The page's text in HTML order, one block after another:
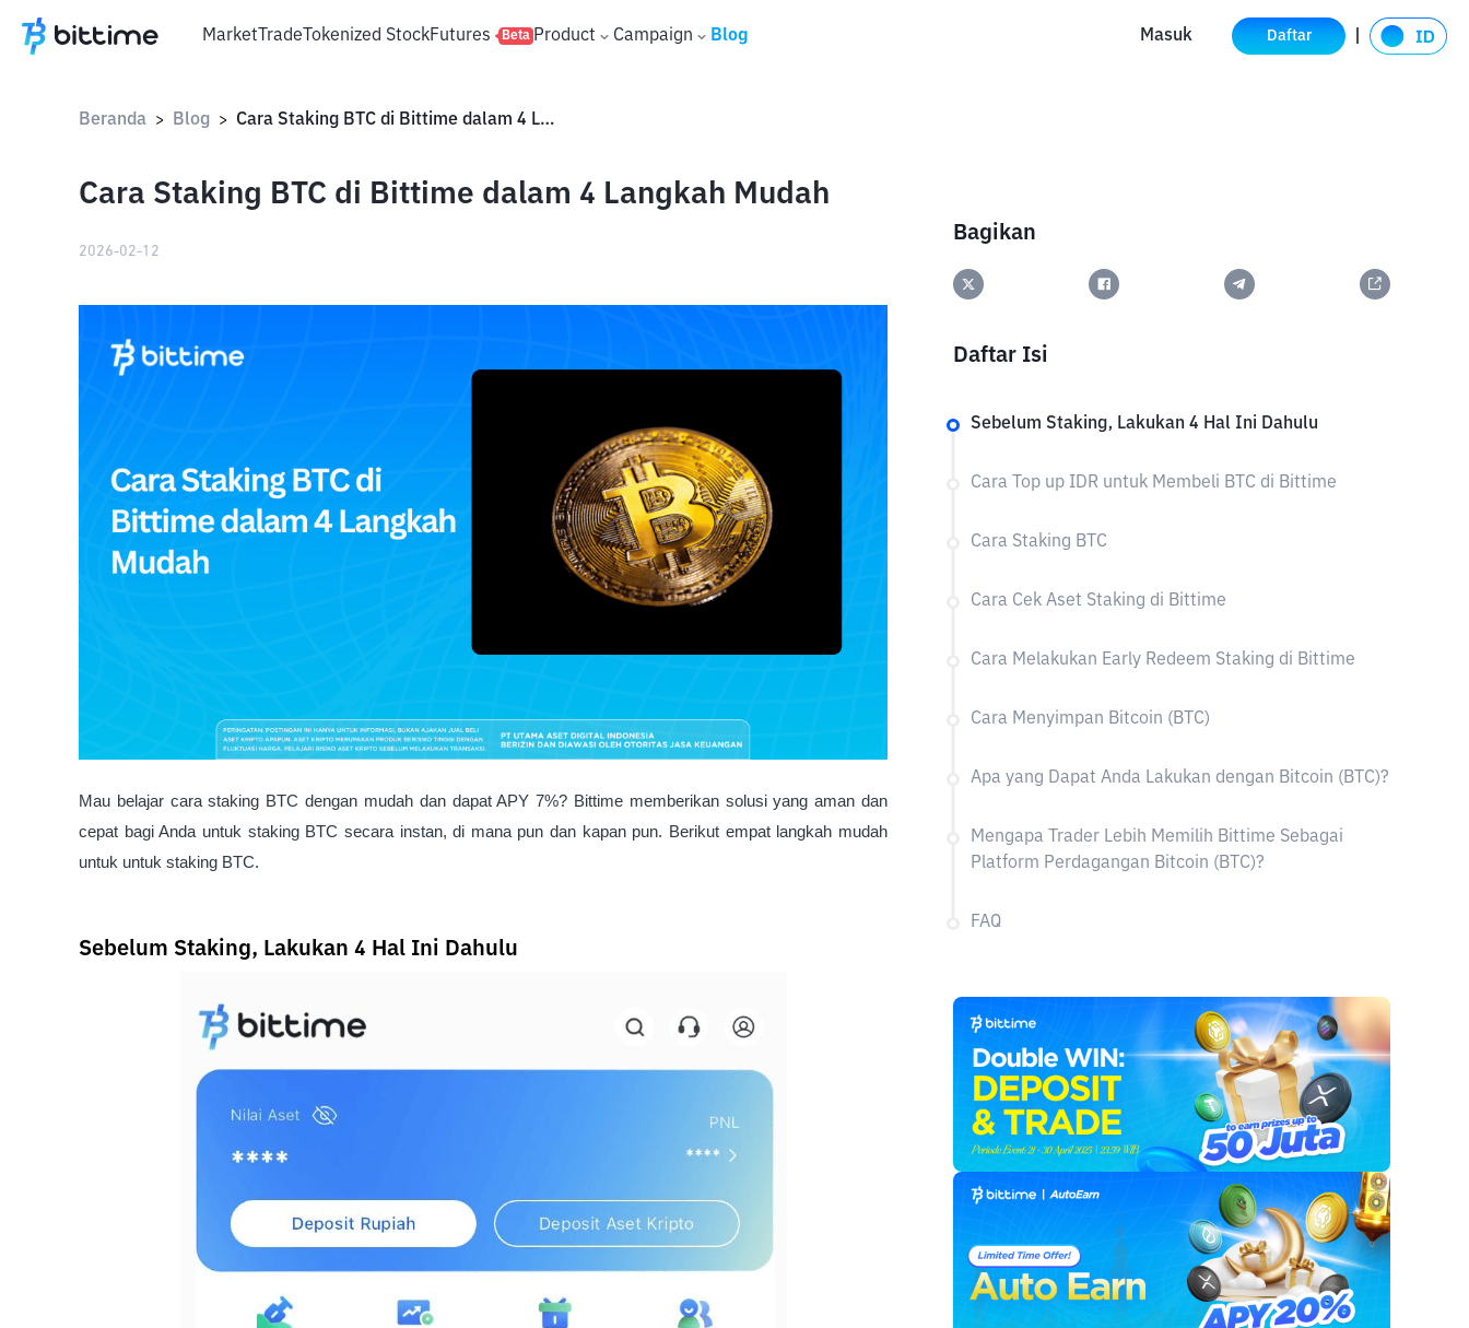
MarketTradeTokenized StockFutures Beta Product Campaign Blog Masuk Daftar
Beranda > Blog > Cara Staking BTC di Bittime dalam 4 Langkah Mudah
Cara Staking BTC di Bittime dalam 4 Langkah Mudah
2026-02-12
Mau belajar cara staking BTC dengan mudah dan dapat APY 7%? Bittime memberikan solusi yang aman dan
cepat bagi Anda untuk staking BTC secara instan, di mana pun dan kapan pun. Berikut empat langkah mudah
untuk untuk staking BTC.
Sebelum Staking, Lakukan 4 Hal Ini Dahulu
Bagikan
Daftar Isi
Sebelum Staking, Lakukan 4 Hal Ini Dahulu
Cara Top up IDR untuk Membeli BTC di Bittime
Cara Staking BTC
Cara Cek Aset Staking di Bittime
Cara Melakukan Early Redeem Staking di Bittime
Cara Menyimpan Bitcoin (BTC)
Apa yang Dapat Anda Lakukan dengan Bitcoin (BTC)?
Mengapa Trader Lebih Memilih Bittime Sebagai
Platform Perdagangan Bitcoin (BTC)?
FAQ